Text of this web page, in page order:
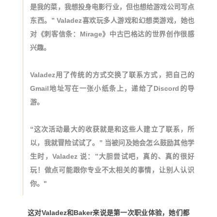
是我的菜，我想投身电影行业，但也想给游戏公司写点
东西。” Valadez喜欢玩多人游戏和幻想类游戏，她也
对《刺客信条：Mirage》中古巴格达的世界创作很感
兴趣。
Valadez用了传统的方式交换了联系方式，把自己的
Gmail地址写在一张小纸条上，递给了Discord的导
游。
“这次活动最大的收获就是和这些人建立了联系，所
以，我就冒险试试了。” 当被问及她会怎么鼓励其他学
生时，Valadez 说：”大胆尝试吧，真的、真的很好
玩！做点可能跟你专业不太相关的事情，让别人认识
你。"
这对Valadez和Baker来说是第一次职业体验，她们都